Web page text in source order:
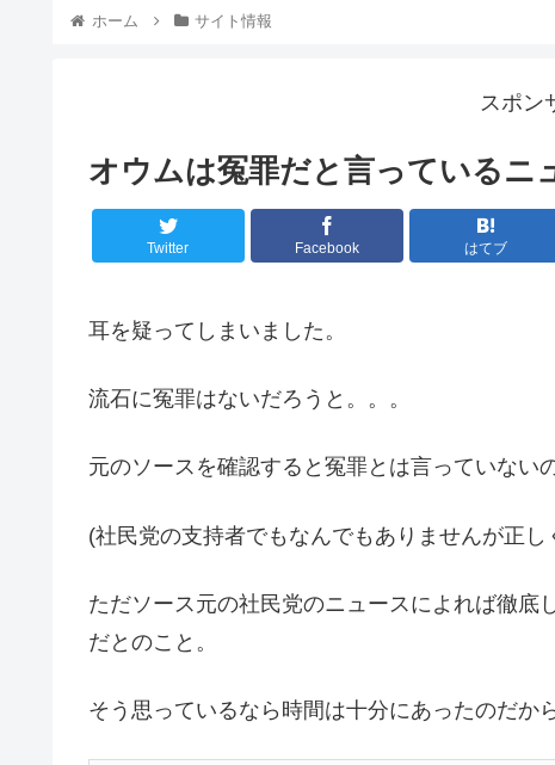
ホーム サイト情報
スポン
オウムは冤罪だと言っているニ
Twitter Facebook はてブ
耳を疑ってしまいました。
流石に冤罪はないだろうと。。。
元のソースを確認すると冤罪とは言っていない
(社民党の支持者でもなんでもありませんが正
ただソース元の社民党のニュースによれば徹底
だとのこと。
そう思っているなら時間は十分にあったのだか